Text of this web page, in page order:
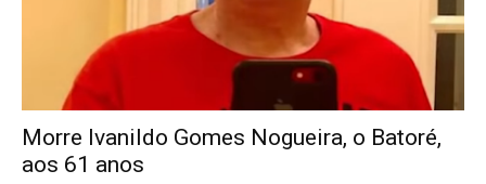
Morre Ivanildo Gomes Nogueira, o Batoré,
aos 61 anos